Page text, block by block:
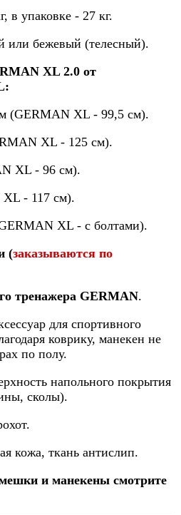
в упаковке - 27 кг.
или бежевый (телесный).
XL 2.0 от
(GERMAN XL - 99,5 см).
XL - 125 см).
XL - 96 см).
XL - 117 см).
XL - с болтами).
(заказываются по
тренажера GERMAN.
для спортивного
коврику, манекен не
по полу.
напольного покрытия
сколы).
кожа, ткань антислип.
и манекены смотрите